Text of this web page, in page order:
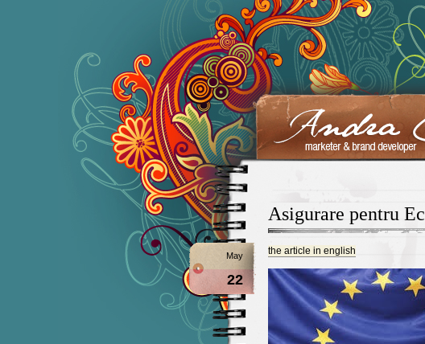
Asigurare pentru
May
22
the article in english